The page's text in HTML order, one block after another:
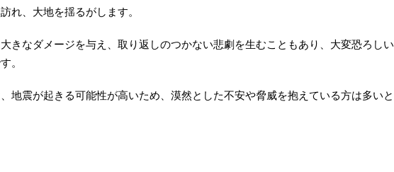
れ、大地を揺るがします。
きなダメージを与え、取り返しのつかない悲劇を生むこともあり、大変恐ろしい
。
地震が起きる可能性が高いため、漠然とした不安や脅威を抱えている方は多いと